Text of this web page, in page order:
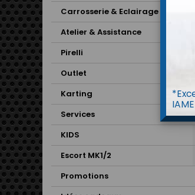
Carrosserie & Eclairage
Atelier & Assistance
Pirelli
Outlet
Karting
Services
KIDS
Escort MK1/2
Promotions
IAME